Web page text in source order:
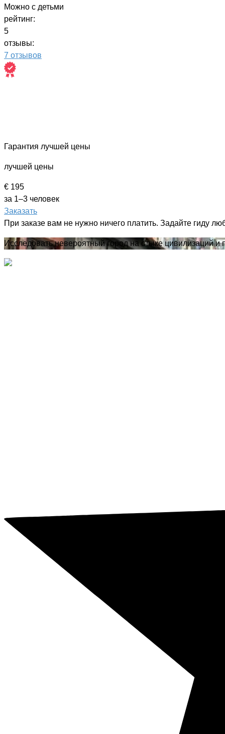
Можно с детьми
рейтинг:
5
отзывы:
7 отзывов
Гарантия лучшей цены
лучшей цены
€ 195
за 1–3 человек
Заказать
При заказе вам не нужно ничего платить. Задайте гиду
Исследовать невероятный город на стыке цивилизаций и